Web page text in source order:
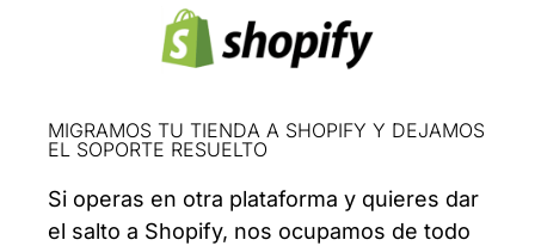
MIGRAMOS TU TIENDA A SHOPIFY Y DEJAMOS
EL SOPORTE RESUELTO
Si operas en otra plataforma y quieres dar
el salto a Shopify, nos ocupamos de todo